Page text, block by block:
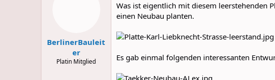
BerlinerBauleit
er
Platin Mitglied
Was ist eigentlich mit diesem leerstehenden
einen Neubau planten.
Es gab einmal folgenden interessanten